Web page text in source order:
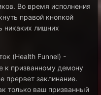
Во время исполнения
правой кнопкой
никаких лишних
(Health Funnel) -
к призванному демону
прервет заклинание.
только ваш призванный